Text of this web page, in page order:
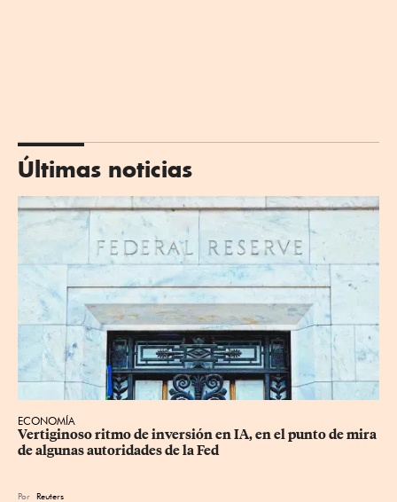
Últimas noticias
ECONOMÍA
Vertiginoso ritmo de inversión en IA, en el punto de mira
de algunas autoridades de la Fed
Por Reuters